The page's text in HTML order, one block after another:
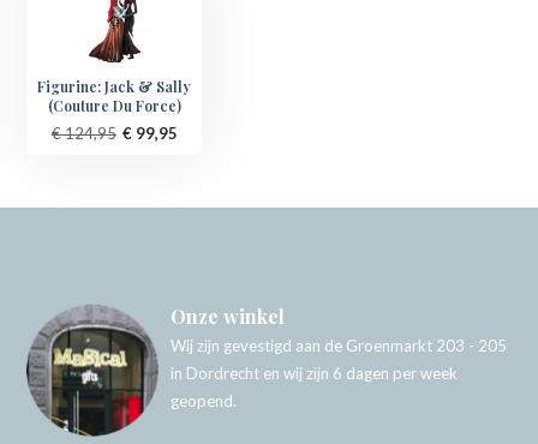
Figurine: Jack & Sally
(Couture Du Force)
€ 124,95 € 99,95
Onze winkel
Wij zijn gevestigd aan de Groenmarkt 203 - 205
in Dordrecht en wij zijn 6 dagen per week
geopend.